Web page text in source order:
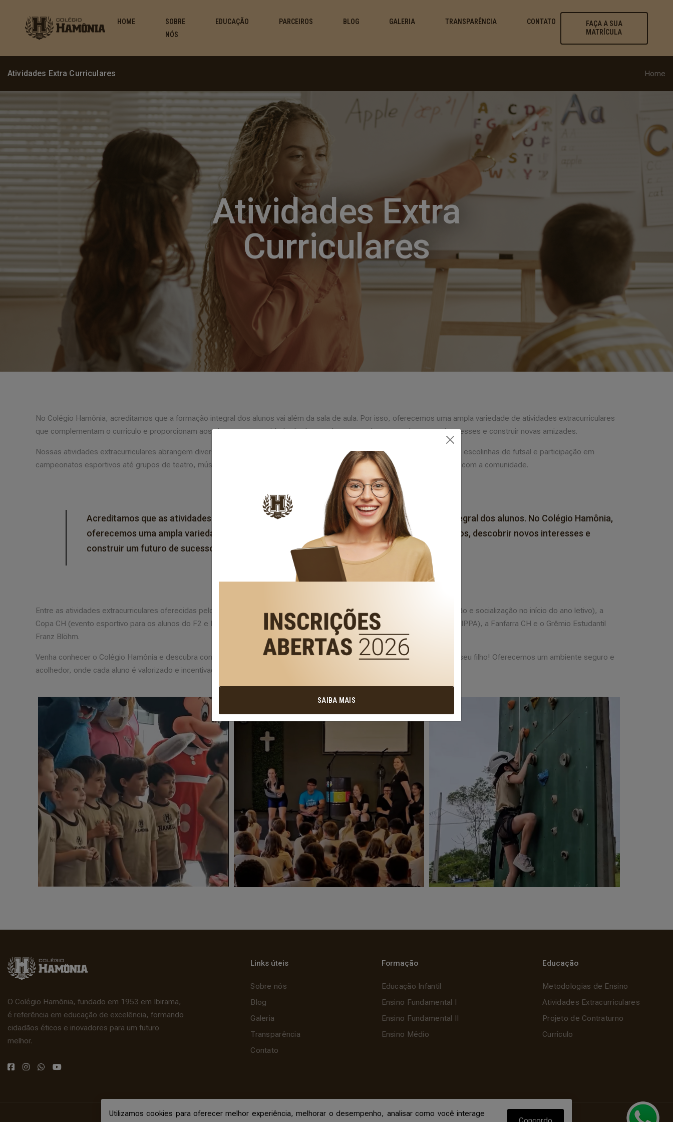
HOME
SOBRE
NÓS
EDUCAÇÃO PARCEIROS BLOG GALERIA TRANSPARÊNCIA CONTATO
FAÇA A SUA
MATRÍCULA
Atividades Extra Curriculares Home
Atividades Extra
Curriculares
No Colégio Hamônia, acreditamos que a formação integral dos alunos vai além da sala de aula. Por isso, oferecemos uma ampla variedade de atividades extracurriculares
que complementam o currículo e proporcionam aos alunos a oportunidade de desenvolver seus talentos, explorar seus interesses e construir novas amizades.
Nossas atividades extracurriculares abrangem diversas áreas, como esportes, artes, cultura e cidadania. Oferecemos desde escolinhas de futsal e participação em
campeonatos esportivos até grupos de teatro, música e dança, além de projetos de voluntariado e atividades de integração com a comunidade.
Acreditamos que as atividades extracurriculares são essenciais para o desenvolvimento integral dos alunos. No Colégio Hamônia,
oferecemos uma ampla variedade de opções, que permitem aos alunos explorar seus talentos, descobrir novos interesses e
construir um futuro de sucesso.
Entre as atividades extracurriculares oferecidas pelo Colégio Hamônia, destacam-se: a Integração CH (atividade de integração e socialização no início do ano letivo), a
Copa CH (evento esportivo para os alunos do F2 e Ensino Médio), a Gincana de Integração de Pais, Professores e Alunos (GIPPA), a Fanfarra CH e o Grêmio Estudantil
Franz Blöhm.
Venha conhecer o Colégio Hamônia e descubra como nossas atividades extracurriculares podem enriquecer a formação do seu filho! Oferecemos um ambiente seguro e
acolhedor, onde cada aluno é valorizado e incentivado a explorar seu potencial máximo.
Utilizamos cookies para oferecer melhor experiência, melhorar o desempenho, analisar como você interage
O Colégio Hamônia, fundado em 1953 em Ibirama,
é referência em educação de excelência, formando
cidadãos éticos e inovadores para um futuro
melhor.
Links úteis
Sobre nós
Blog
Galeria
Transparência
Contato
Formação
Educação Infantil
Ensino Fundamental I
Ensino Fundamental II
Ensino Médio
Educação
Metodologias de Ensino
Atividades Extracurriculares
Projeto de Contraturno
Currículo
SAIBA MAIS